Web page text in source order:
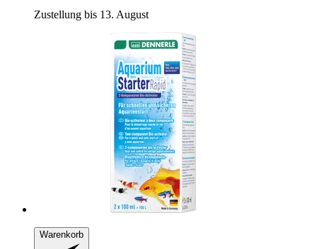
Zustellung bis 13. August
Warenkorb